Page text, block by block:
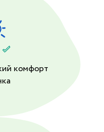
комфорт